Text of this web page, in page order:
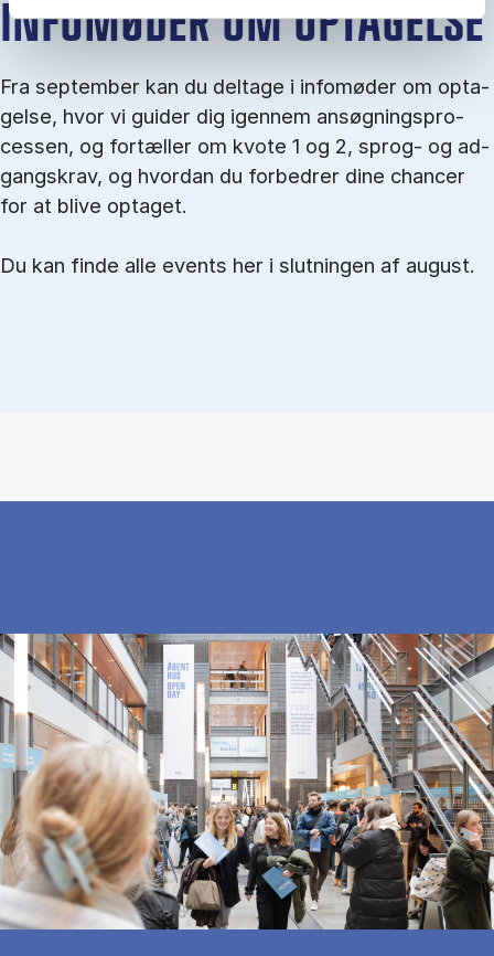
IN­FO­MØ­DER OM OP­TA­GEL­SE
Fra september kan du del­tage i in­fo­mø­der om op­ta­
gel­se, hvor vi gu­i­der dig igen­nem an­søg­nings­pro­
ces­sen, og for­tæl­ler om kvo­te 1 og 2, sprog- og ad­
gangs­krav, og hvordan du forbedrer dine chancer
for at blive optaget.
Du kan finde alle events her i slutningen af august.